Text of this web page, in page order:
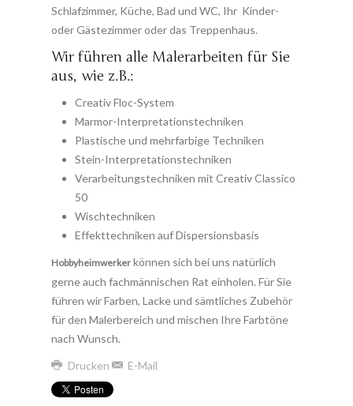
Schlafzimmer, Küche, Bad und WC, Ihr Kinder-
oder Gästezimmer oder das Treppenhaus.
Wir führen alle Malerarbeiten für Sie
aus, wie z.B.:
Creativ Floc-System
Marmor-Interpretationstechniken
Plastische und mehrfarbige Techniken
Stein-Interpretationstechniken
Verarbeitungstechniken mit Creativ Classico
50
Wischtechniken
Effekttechniken auf Dispersionsbasis
Hobbyheimwerker können sich bei uns natürlich
gerne auch fachmännischen Rat einholen. Für Sie
führen wir Farben, Lacke und sämtliches Zubehör
für den Malerbereich und mischen Ihre Farbtöne
nach Wunsch.
Drucken
E-Mail